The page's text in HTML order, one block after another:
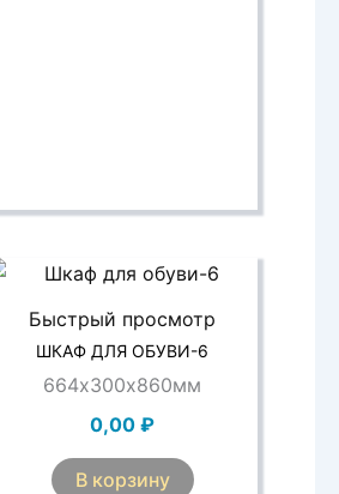
Быстрый просмотр
ШКАФ ДЛЯ ОБУВИ-6
664х300х860мм
0,00₽
В корзину